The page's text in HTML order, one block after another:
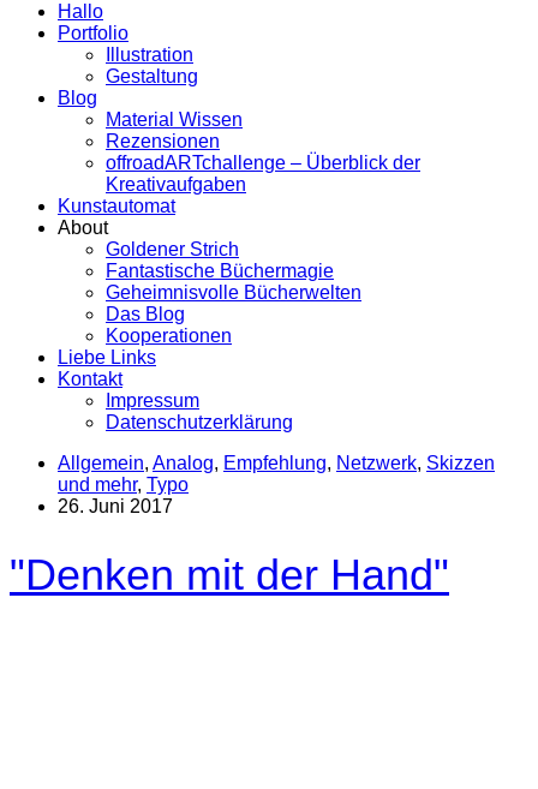
Hallo
Portfolio
Illustration
Gestaltung
Blog
Material Wissen
Rezensionen
offroadARTchallenge – Überblick der
Kreativaufgaben
Kunstautomat
About
Goldener Strich
Fantastische Büchermagie
Geheimnisvolle Bücherwelten
Das Blog
Kooperationen
Liebe Links
Kontakt
Impressum
Datenschutzerklärung
Allgemein, Analog, Empfehlung, Netzwerk, Skizzen
und mehr, Typo
26. Juni 2017
"Denken mit der Hand"